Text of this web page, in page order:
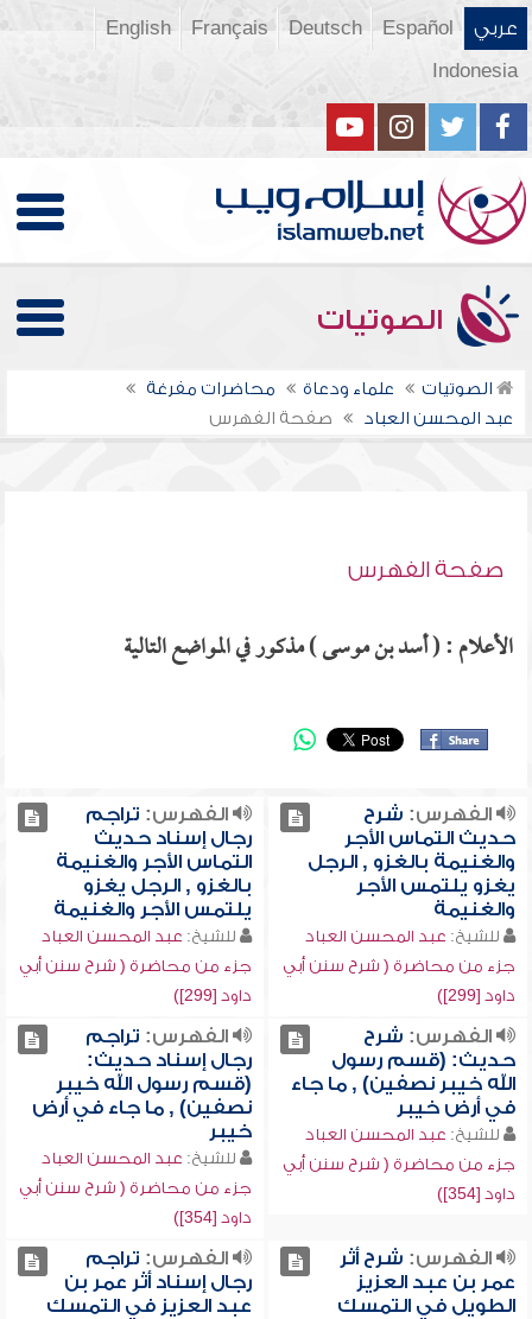
عربي Español
Deutsch
Français
English
Indonesia
الصوتيات
الصوتيات علماء ودعاة
محاضرات مفرغة
عبد المحسن العباد
صفحة الفهرس
صفحة الفهرس
الأعلام : ( أسد بن موسى ) مذكور في المواضع التالية
الفهرس: شرح
حديث التماس الأجر
والغنيمة بالغزو , الرجل
يغزو يلتمس الأجر
والغنيمة
للشيخ: عبد المحسن العباد
جزء من محاضرة ( شرح سنن أبي
داود [299])
الفهرس: تراجم
رجال إسناد حديث
التماس الأجر والغنيمة
بالغزو , الرجل يغزو
يلتمس الأجر والغنيمة
للشيخ: عبد المحسن العباد
جزء من محاضرة ( شرح سنن أبي
داود [299])
الفهرس: شرح
حديث: (قسم رسول
الله خيبر نصفين) , ما جاء
في أرض خيبر
للشيخ: عبد المحسن العباد
جزء من محاضرة ( شرح سنن أبي
داود [354])
الفهرس: تراجم
رجال إسناد حديث:
(قسم رسول الله خيبر
نصفين) , ما جاء في أرض
خيبر
للشيخ: عبد المحسن العباد
جزء من محاضرة ( شرح سنن أبي
داود [354])
الفهرس: شرح أثر
عمر بن عبد العزيز
الطويل في التمسك
الفهرس: تراجم
رجال إسناد أثر عمر بن
عبد العزيز في التمسك